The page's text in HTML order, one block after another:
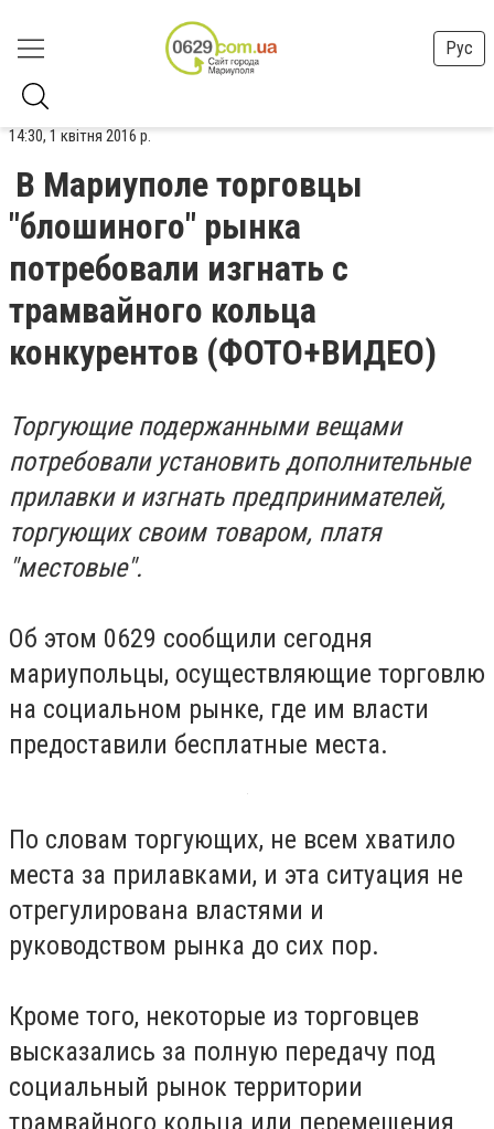
Рус
14:30, 1 квітня 2016 р.
В Мариуполе торговцы
"блошиного" рынка
потребовали изгнать с
трамвайного кольца
конкурентов (ФОТО+ВИДЕО)
Торгующие подержанными вещами
потребовали установить дополнительные
прилавки и изгнать предпринимателей,
торгующих своим товаром, платя
"местовые".
Об этом 0629 сообщили сегодня
мариупольцы, осуществляющие торговлю
на социальном рынке, где им власти
предоставили бесплатные места.
По словам торгующих, не всем хватило
места за прилавками, и эта ситуация не
отрегулирована властями и
руководством рынка до сих пор.
Кроме того, некоторые из торговцев
высказались за полную передачу под
социальный рынок территории
трамвайного кольца или перемещения